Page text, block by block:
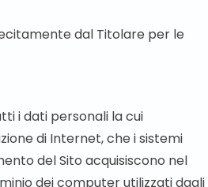
dal Titolare per le
i dati personali la cui
di Internet, che i sistemi
del Sito acquisiscono nel
dei computer utilizzati dagli